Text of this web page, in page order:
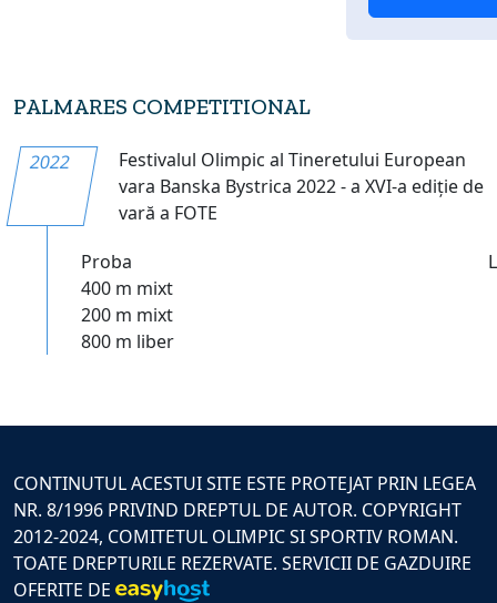
PALMARES COMPETITIONAL
2022
Festivalul Olimpic al Tineretului European
vara Banska Bystrica 2022 - a XVI-a ediție de
vară a FOTE
Proba
400 m mixt
200 m mixt
800 m liber
CONTINUTUL ACESTUI SITE ESTE PROTEJAT PRIN LEGEA
NR. 8/1996 PRIVIND DREPTUL DE AUTOR. COPYRIGHT
2012-2024, COMITETUL OLIMPIC SI SPORTIV ROMAN.
TOATE DREPTURILE REZERVATE. SERVICII DE GAZDUIRE
OFERITE DE